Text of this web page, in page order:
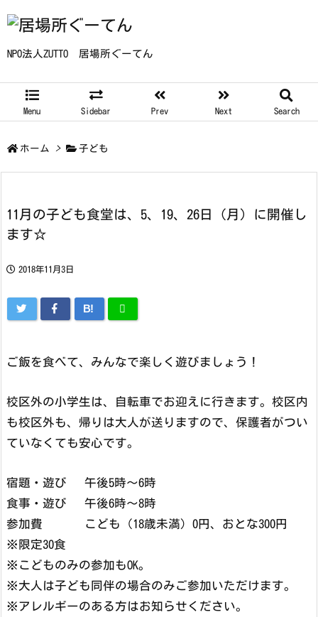
NPO法人ZUTTO 居場所ぐーてん
Menu Sidebar Prev Next Search
ホーム > 子ども
11月の子ども食堂は、5、19、26日（月）に開催し
ます☆
2018年11月3日
B!
ご飯を食べて、みんなで楽しく遊びましょう！
校区外の小学生は、自転車でお迎えに行きます。校区内
も校区外も、帰りは大人が送りますので、保護者がつい
ていなくても安心です。
宿題・遊び 午後5時～6時
食事・遊び 午後6時～8時
参加費 こども（18歳未満）0円、おとな300円
※限定30食
※こどものみの参加もOK。
※大人は子ども同伴の場合のみご参加いただけます。
※アレルギーのある方はお知らせください。